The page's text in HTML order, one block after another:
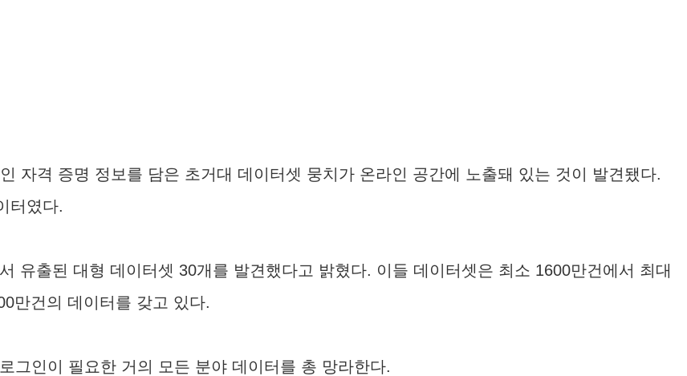
자격 증명 정보를 담은 초거대 데이터셋 뭉치가 온라인 공간에 노출돼 있는 것이 발견됐다.
터였다.
유출된 대형 데이터셋 30개를 발견했다고 밝혔다. 이들 데이터셋은 최소 1600만건에서 최대
만건의 데이터를 갖고 있다.
그인이 필요한 거의 모든 분야 데이터를 총 망라한다.